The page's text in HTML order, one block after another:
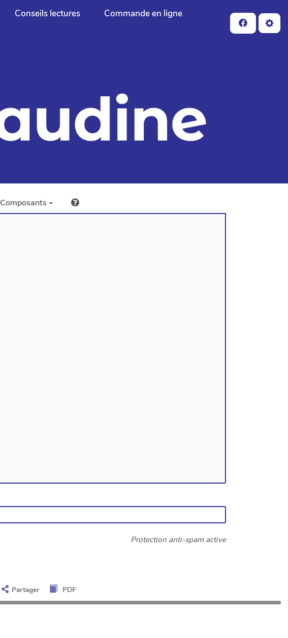
Conseils lectures
Commande en ligne
Composants
Protection anti-spam active
Partager PDF